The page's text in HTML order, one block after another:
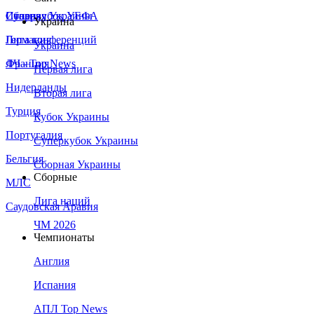
Сборная Украины
Италия
Германия
Франция
Нидерланды
Турция
Португалия
Бельгия
МЛС
Саудовская Аравия
Суперкубок УЕФА
Лига конференций
ЛЧ - Top News
Украина
Украина
Первая лига
Вторая лига
Кубок Украины
Суперкубок Украины
Сборная Украины
Сборные
Лига наций
ЧМ 2026
Чемпионаты
Англия
Испания
АПЛ Top News